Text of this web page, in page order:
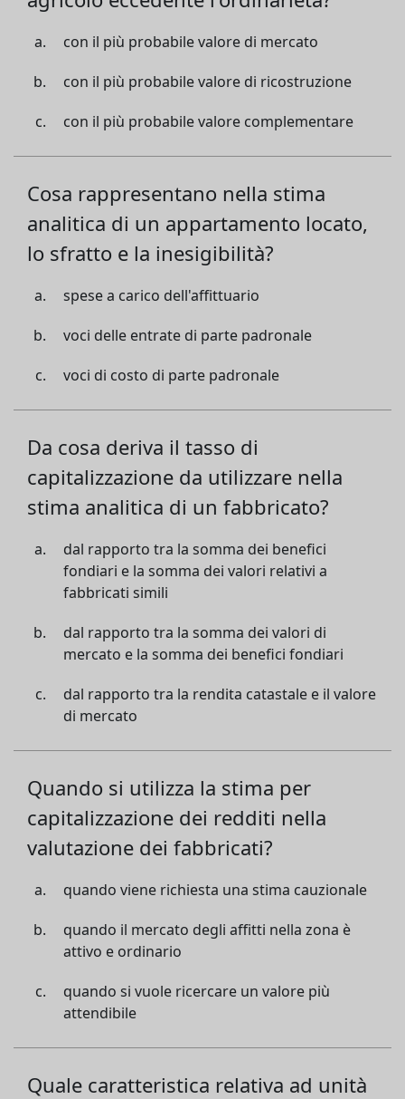
con il più probabile valore di mercato
con il più probabile valore di ricostruzione
con il più probabile valore complementare
Cosa rappresentano nella stima
analitica di un appartamento locato,
lo sfratto e la inesigibilità?
spese a carico dell'affittuario
voci delle entrate di parte padronale
voci di costo di parte padronale
Da cosa deriva il tasso di
capitalizzazione da utilizzare nella
stima analitica di un fabbricato?
dal rapporto tra la somma dei benefici
fondiari e la somma dei valori relativi a
fabbricati simili
dal rapporto tra la somma dei valori di
mercato e la somma dei benefici fondiari
dal rapporto tra la rendita catastale e il valore
di mercato
Quando si utilizza la stima per
capitalizzazione dei redditi nella
valutazione dei fabbricati?
quando viene richiesta una stima cauzionale
quando il mercato degli affitti nella zona è
attivo e ordinario
quando si vuole ricercare un valore più
attendibile
Quale caratteristica relativa ad unità